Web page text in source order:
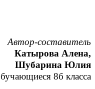
Автор-составитель
Катырова Алена,
Шубарина Юлия
8б класса